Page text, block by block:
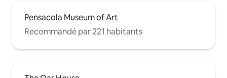
Pensacola Museum of Art
Recommandé par 221 habitants